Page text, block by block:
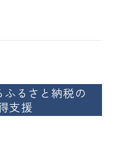
ふるさと納税の
支援